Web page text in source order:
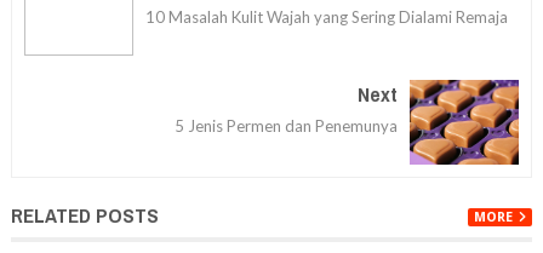
10 Masalah Kulit Wajah yang Sering Dialami Remaja
Next
5 Jenis Permen dan Penemunya
RELATED POSTS MORE